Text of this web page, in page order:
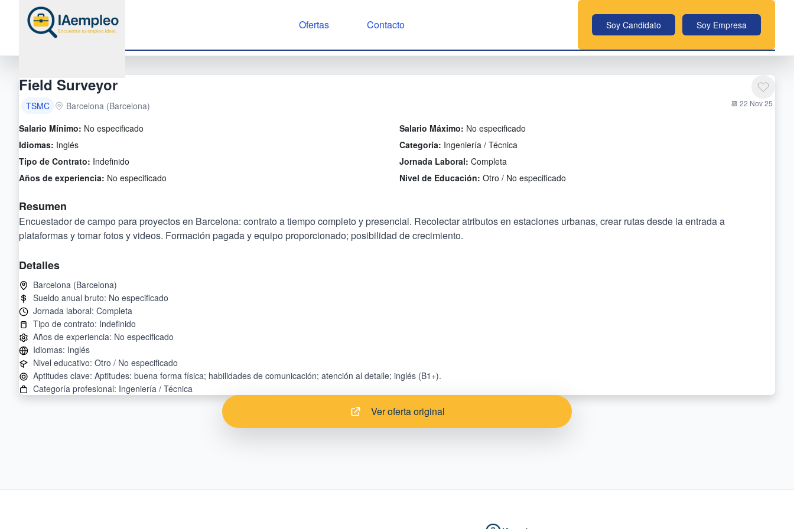
Ofertas Contacto Soy Candidato Soy Empresa
Field Surveyor
TSMC Barcelona (Barcelona) 📆 22 Nov 25
Salario Mínimo: No especificado Salario Máximo: No especificado
Idiomas: Inglés Categoría: Ingeniería / Técnica
Tipo de Contrato: Indefinido Jornada Laboral: Completa
Años de experiencia: No especificado Nivel de Educación: Otro / No especificado
Resumen
Encuestador de campo para proyectos en Barcelona: contrato a tiempo completo y presencial. Recolectar atributos en estaciones urbanas, crear rutas desde la entrada a
plataformas y tomar fotos y videos. Formación pagada y equipo proporcionado; posibilidad de crecimiento.
Detalles
Ver oferta original